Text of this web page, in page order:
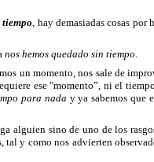
tiempo, hay demasiadas cosas por
nos hemos quedado sin tiempo.
un momento, nos sale de
ese "momento”, ni el
para nada y ya sabemos que
alguien sino de uno de los
y como nos advierten